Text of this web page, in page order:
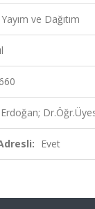
ve Dağıtım
Evet